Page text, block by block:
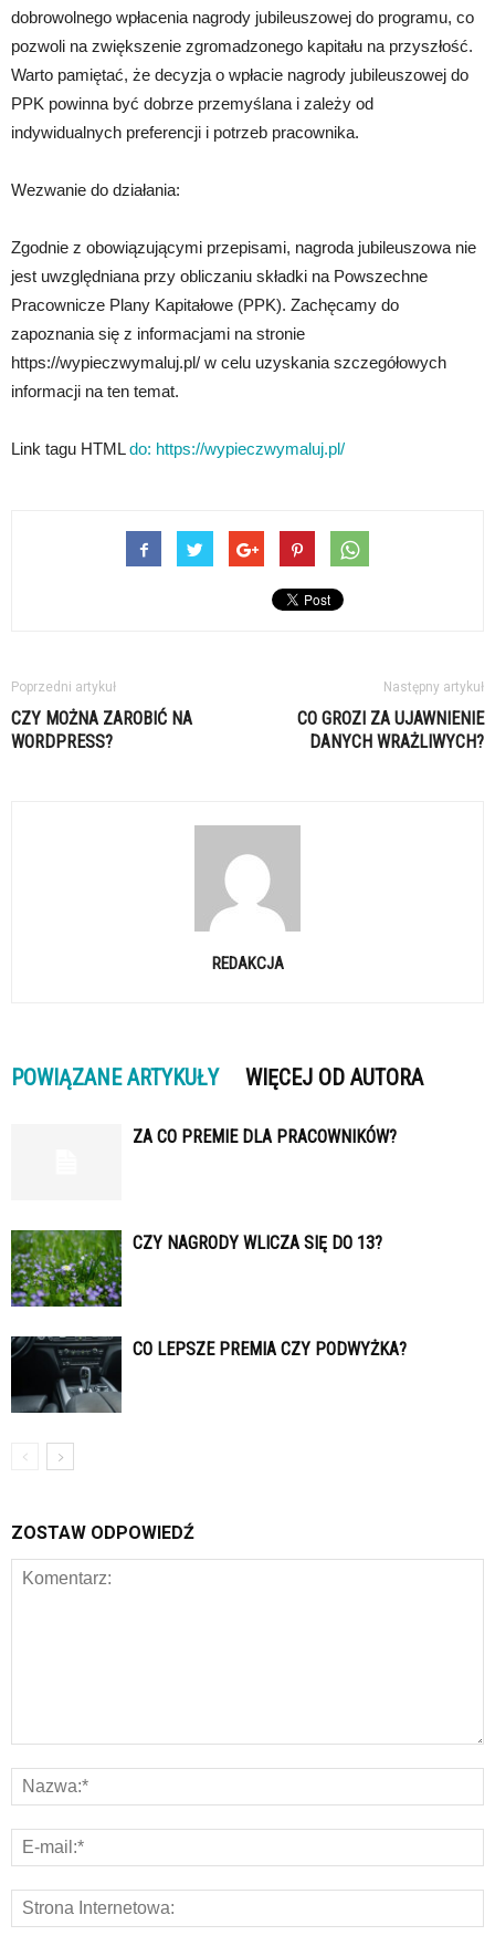
dobrowolnego wpłacenia nagrody jubileuszowej do programu, co
pozwoli na zwiększenie zgromadzonego kapitału na przyszłość.
Warto pamiętać, że decyzja o wpłacie nagrody jubileuszowej do
PPK powinna być dobrze przemyślana i zależy od
indywidualnych preferencji i potrzeb pracownika.
Wezwanie do działania:
Zgodnie z obowiązującymi przepisami, nagroda jubileuszowa nie
jest uwzględniana przy obliczaniu składki na Powszechne
Pracownicze Plany Kapitałowe (PPK). Zachęcamy do
zapoznania się z informacjami na stronie
https://wypieczwymaluj.pl/ w celu uzyskania szczegółowych
informacji na ten temat.
Link tagu HTMLdo: https://wypieczwymaluj.pl/
Poprzedni artykuł
CZY MOŻNA ZAROBIĆ NA
WORDPRESS?
Następny artykuł
CO GROZI ZA UJAWNIENIE
DANYCH WRAŻLIWYCH?
REDAKCJA
POWIĄZANE ARTYKUŁY WIĘCEJ OD AUTORA
ZA CO PREMIE DLA PRACOWNIKÓW?
CZY NAGRODY WLICZA SIĘ DO 13?
CO LEPSZE PREMIA CZY PODWYŻKA?
ZOSTAW ODPOWIEDŹ